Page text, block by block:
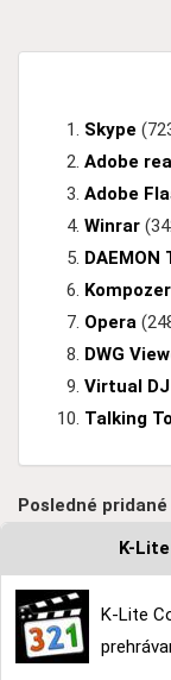
Skype
Adobe
Adobe
Winrar
DAEMON
Kompozer
Opera
DWG
Virtual DJ
Talking
Posledné
K-
K-Lite